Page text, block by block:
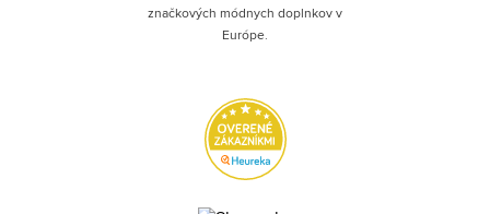
značkových módnych doplnkov v
Európe.